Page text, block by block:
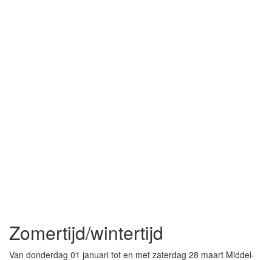
Zomertijd/wintertijd
Van donderdag 01 januari tot en met zaterdag 28 maart Middel-